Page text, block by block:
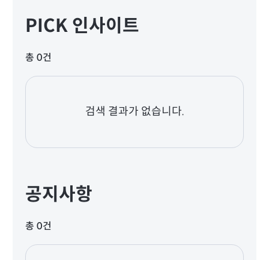
PICK 인사이트
총 0건
검색 결과가 없습니다.
공지사항
총 0건